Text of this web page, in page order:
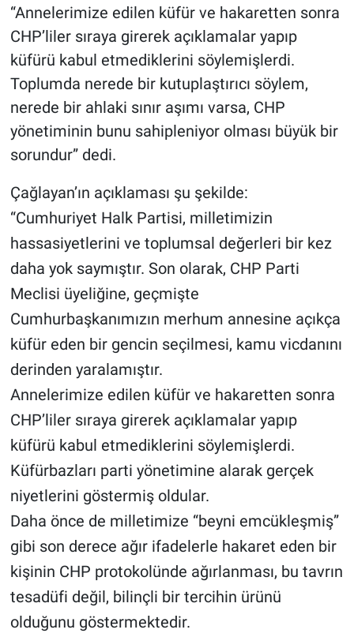
“Annelerimize edilen küfür ve hakaretten sonra
CHP’liler sıraya girerek açıklamalar yapıp
küfürü kabul etmediklerini söylemişlerdi.
Toplumda nerede bir kutuplaştırıcı söylem,
nerede bir ahlaki sınır aşımı varsa, CHP
yönetiminin bunu sahipleniyor olması büyük bir
sorundur” dedi.
Çağlayan’ın açıklaması şu şekilde:
“Cumhuriyet Halk Partisi, milletimizin
hassasiyetlerini ve toplumsal değerleri bir kez
daha yok saymıştır. Son olarak, CHP Parti
Meclisi üyeliğine, geçmişte
Cumhurbaşkanımızın merhum annesine açıkça
küfür eden bir gencin seçilmesi, kamu vicdanını
derinden yaralamıştır.
Annelerimize edilen küfür ve hakaretten sonra
CHP’liler sıraya girerek açıklamalar yapıp
küfürü kabul etmediklerini söylemişlerdi.
Küfürbazları parti yönetimine alarak gerçek
niyetlerini göstermiş oldular.
Daha önce de milletimize “beyni emcükleşmiş”
gibi son derece ağır ifadelerle hakaret eden bir
kişinin CHP protokolünde ağırlanması, bu tavrın
tesadüfi değil, bilinçli bir tercihin ürünü
olduğunu göstermektedir.